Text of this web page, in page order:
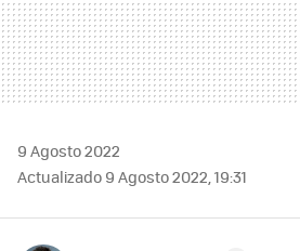
9 Agosto 2022
Actualizado 9 Agosto 2022, 19:31